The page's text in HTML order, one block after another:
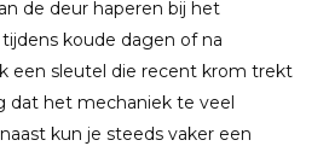
de deur haperen bij het
koude dagen of na
een sleutel die recent krom trekt
dat het mechaniek te veel
kun je steeds vaker een